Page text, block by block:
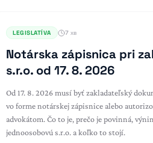
LEGISLATÍVA 7 хв
Notárska zápisnica pri
s.r.o. od 17. 8. 2026
Od 17. 8. 2026 musí byť zakladateľský
vo forme notárskej zápisnice alebo
advokátom. Čo to je, prečo je povinná,
jednoosobovú s.r.o. a koľko to stojí.